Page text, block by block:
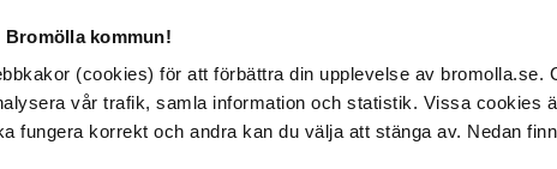
Bromölla kommun!
(cookies) för att förbättra din upplevelse av bromolla.se.
vår trafik, samla information och statistik. Vissa cookies
fungera korrekt och andra kan du välja att stänga av. Nedan